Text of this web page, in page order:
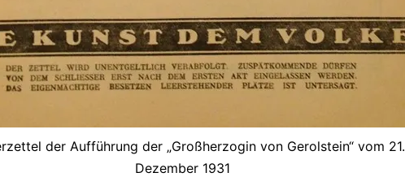
der Aufführung der „Großherzogin von Gerolstein“ vom 21.
Dezember 1931